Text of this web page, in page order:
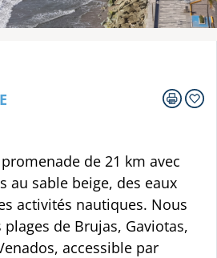
de 21 km avec
au sable beige, des eaux
activités nautiques. Nous
de Brujas, Gaviotas,
accessible par